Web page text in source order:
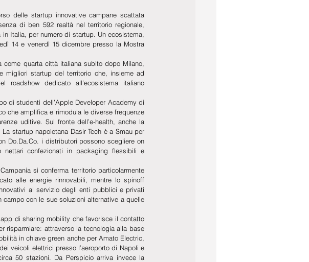
delle startup innovative campane scattata
di ben 592 realtà nel territorio regionale,
Italia, per numero di startup. Un ecosistema,
14 e venerdì 15 dicembre presso la Mostra
quarta città italiana subito dopo Milano,
migliori startup del territorio che, insieme ad
dedicato all’ecosistema italiano
di studenti dell’Apple Developer Academy di
che amplifica e rimodula le diverse frequenze
uditive. Sul fronte dell’e-health, anche la
startup napoletana Dasir Tech è a Smau per
Do.Da.Co. i distributori possono scegliere on
confezionati in packaging flessibili e
si conferma territorio particolarmente
alle energie rinnovabili, mentre lo spinoff
al servizio degli enti pubblici e privati
con le sue soluzioni alternative a quelle
di sharing mobility che favorisce il contatto
risparmiare: attraverso la tecnologia alla base
in chiave green anche per Amato Electric,
veicoli elettrici presso l’aeroporto di Napoli e
50 stazioni. Da Perspicio arriva invece la